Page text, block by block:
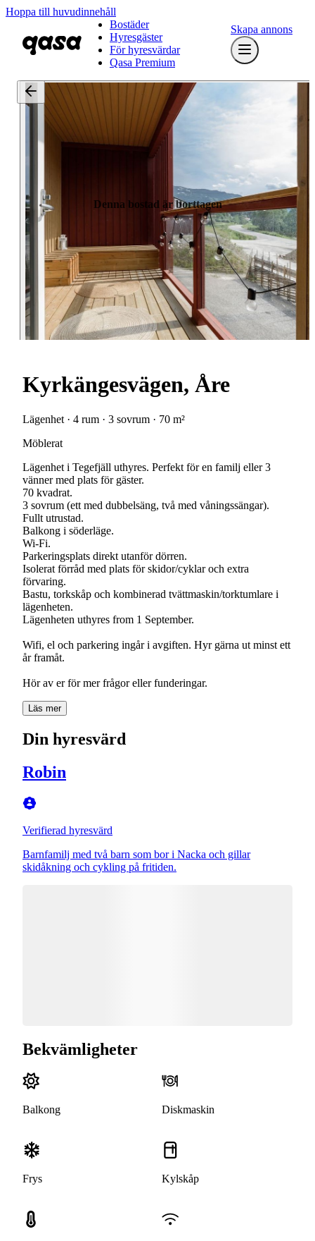
Hoppa till huvudinnehåll
Bostäder
Hyresgäster
För hyresvärdar
Qasa Premium
Skapa annons
Denna bostad är borttagen
Kyrkängesvägen, Åre
Lägenhet · 4 rum · 3 sovrum · 70 m²
Möblerat
Lägenhet i Tegefjäll uthyres. Perfekt för en familj eller 3
vänner med plats för gäster.
70 kvadrat.
3 sovrum (ett med dubbelsäng, två med våningssängar).
Fullt utrustad.
Balkong i söderläge.
Wi-Fi.
Parkeringsplats direkt utanför dörren.
Isolerat förråd med plats för skidor/cyklar och extra
förvaring.
Bastu, torkskåp och kombinerad tvättmaskin/torktumlare i
lägenheten.
Lägenheten uthyres from 1 September.
Wifi, el och parkering ingår i avgiften. Hyr gärna ut minst ett
år framåt.
Hör av er för mer frågor eller funderingar.
Läs mer
Din hyresvärd
Robin
Verifierad hyresvärd
Barnfamilj med två barn som bor i Nacka och gillar
skidåkning och cykling på fritiden.
Bekvämligheter
Balkong Diskmaskin
Frys Kylskåp